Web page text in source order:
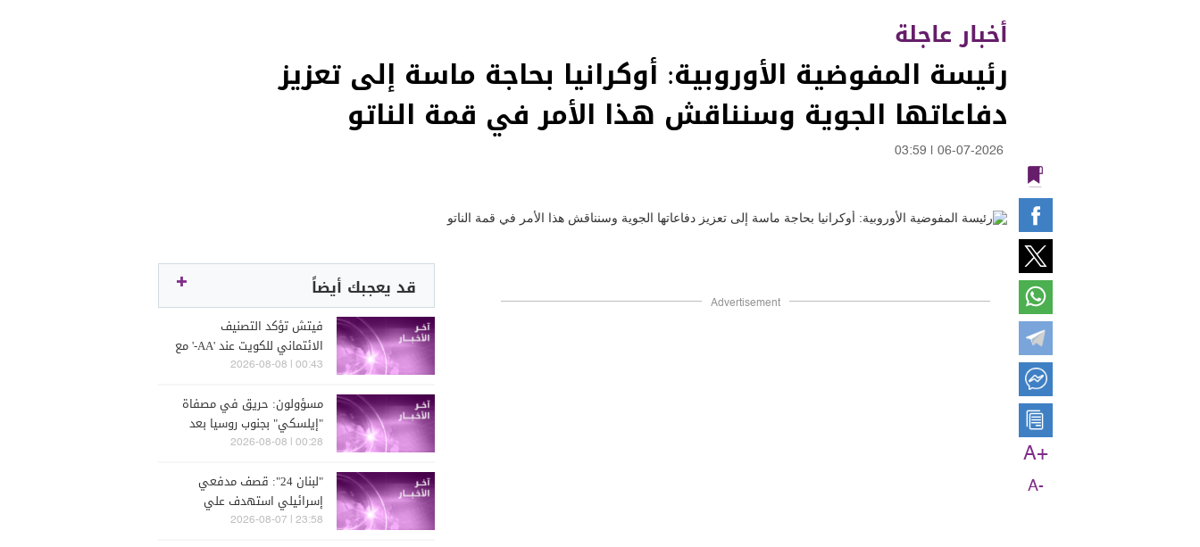
أخبار عاجلة
رئيسة المفوضية الأوروبية: أوكرانيا بحاجة ماسة إلى تعزيز
دفاعاتها الجوية وسنناقش هذا الأمر في قمة الناتو
06-07-2026
03:59
A+
A-
Advertisement
قد يعجبك أيضاً
فيتش تؤكد التصنيف
الائتماني للكويت عند 'AA-' مع
نظرة مستقبلية مستقرة
00:43 | 2026-08-08
مسؤولون: حريق في مصفاة
"إيلسكي" بجنوب روسيا بعد
هجوم بطائرة مسيّرة
00:28 | 2026-08-08
"لبنان 24": قصف مدفعي
إسرائيلي استهدف علي
الطاهر
23:58 | 2026-08-07